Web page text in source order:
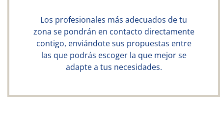
Los profesionales más adecuados de tu
zona se pondrán en contacto directamente
contigo, enviándote sus propuestas entre
las que podrás escoger la que mejor se
adapte a tus necesidades.